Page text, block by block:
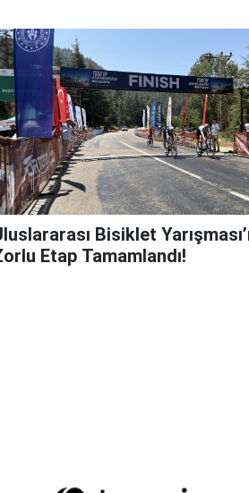
Bisiklet
Etap Tamamlandı!